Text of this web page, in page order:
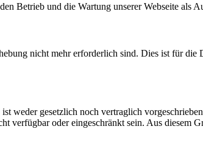
Betrieb und die Wartung unserer Webseite als
nicht mehr erforderlich sind. Dies ist für
weder gesetzlich noch vertraglich
verfügbar oder eingeschränkt sein. Aus diesem